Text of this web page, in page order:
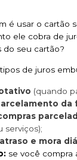
é usar o cartão
ele cobra de
do seu cartão?
de juros
(quando
da
serviços);
e mora
se você compra